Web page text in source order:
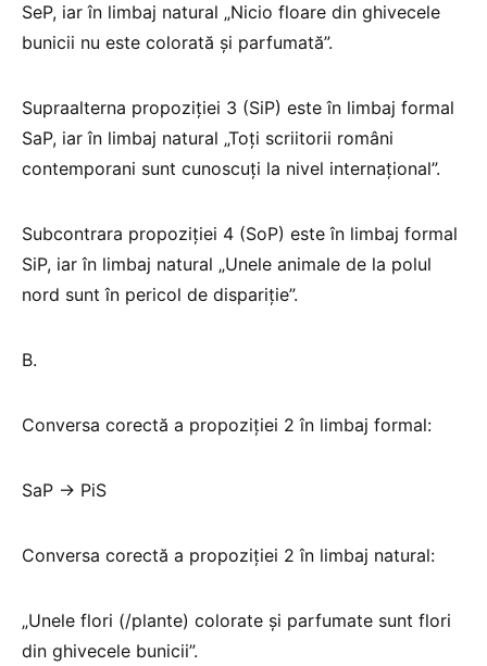
SeP, iar în limbaj natural „Nicio floare din ghivecele
bunicii nu este colorată și parfumată”.
Supraalterna propoziției 3 (SiP) este în limbaj formal
SaP, iar în limbaj natural „Toți scriitorii români
contemporani sunt cunoscuți la nivel internațional”.
Subcontrara propoziției 4 (SoP) este în limbaj formal
SiP, iar în limbaj natural „Unele animale de la polul
nord sunt în pericol de dispariție”.
B.
Conversa corectă a propoziției 2 în limbaj formal:
SaP → PiS
Conversa corectă a propoziției 2 în limbaj natural:
„Unele flori (/plante) colorate și parfumate sunt flori
din ghivecele bunicii”.